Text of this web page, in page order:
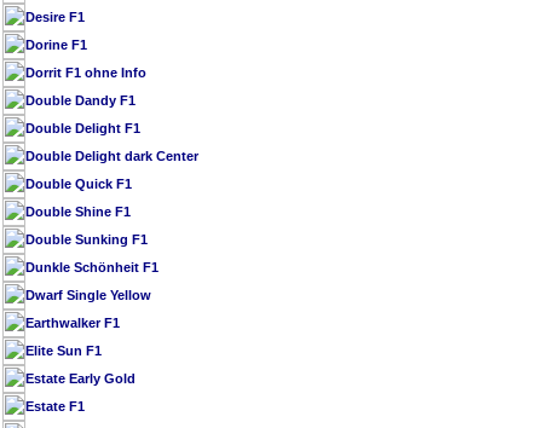
Desire F1
Dorine F1
Dorrit F1 ohne Info
Double Dandy F1
Double Delight F1
Double Delight dark Center
Double Quick F1
Double Shine F1
Double Sunking F1
Dunkle Schönheit F1
Dwarf Single Yellow
Earthwalker F1
Elite Sun F1
Estate Early Gold
Estate F1